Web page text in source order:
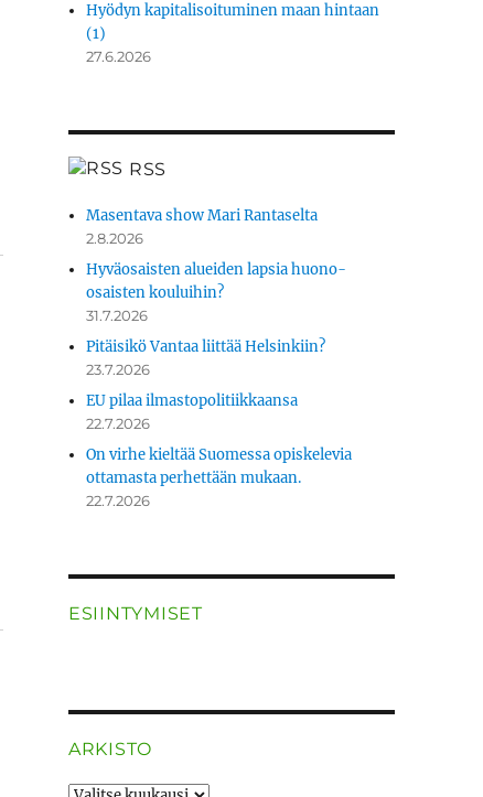
Hyödyn kapitalisoituminen maan hintaan
(1)
27.6.2026
RSS
Masentava show Mari Rantaselta
2.8.2026
Hyväosaisten alueiden lapsia huono-
osaisten kouluihin?
31.7.2026
Pitäisikö Vantaa liittää Helsinkiin?
23.7.2026
EU pilaa ilmastopolitiikkaansa
22.7.2026
On virhe kieltää Suomessa opiskelevia
ottamasta perhettään mukaan.
22.7.2026
ESIINTYMISET
ARKISTO